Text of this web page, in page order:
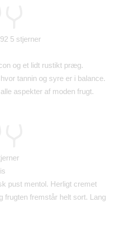
5 stjerner
og et lidt rustikt præg.
tannin og syre er i balance.
aspekter af moden frugt.
pust mentol. Herligt cremet
frugten fremstår helt sort. Lang